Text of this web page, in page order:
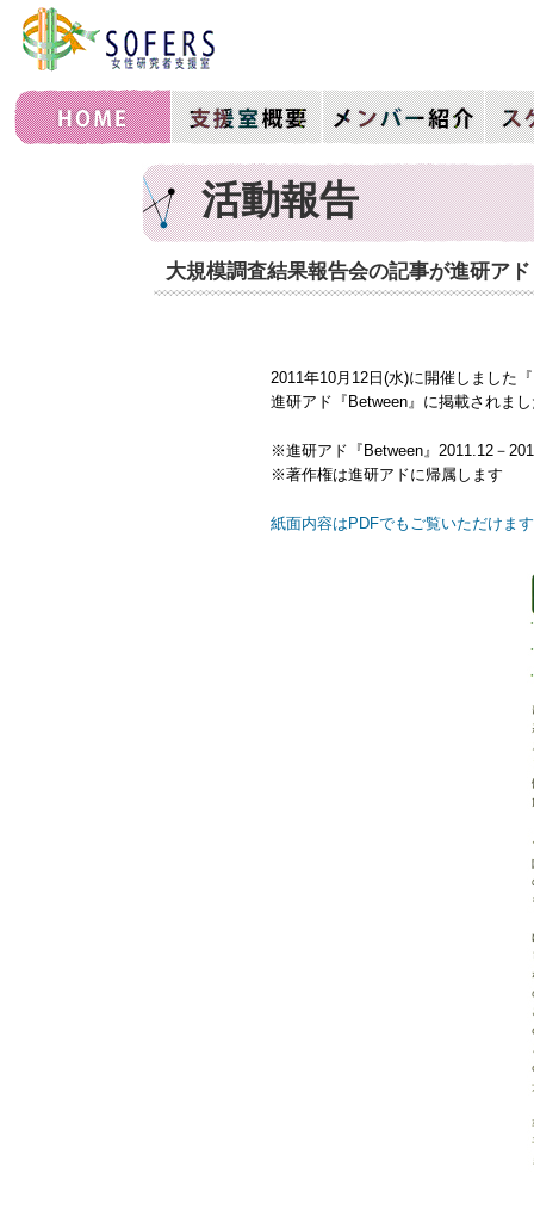
活動報告
大規模調査結果報告会の記事が進研ア
2011年10月12日(水)に開催しました
進研アド『Between』に掲載されま
※進研アド『Between』2011.12－
※著作権は進研アドに帰属します
紙面内容はPDFでもご覧いただけま